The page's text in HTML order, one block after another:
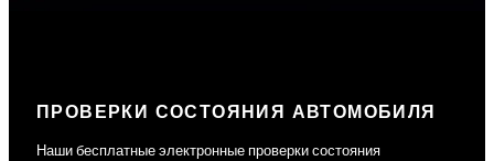
ПРОВЕРКИ СОСТОЯНИЯ АВТОМОБИЛЯ
Наши бесплатные электронные проверки состояния